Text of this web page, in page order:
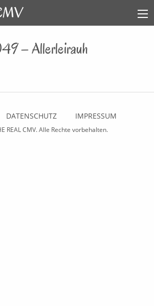
– Allerleirauh
DATENSCHUTZ IMPRESSUM
REAL CMV. Alle Rechte vorbehalten.